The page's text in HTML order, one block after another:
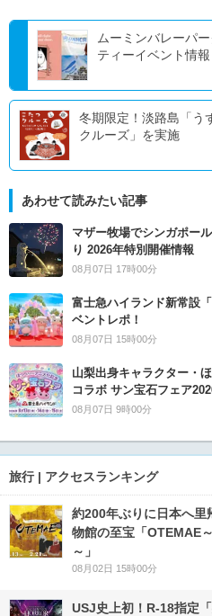
ムーミンバレーパ
ティーイベント情報
冬期限定！淡路島「う
クルーズ」を実施
あわせて読みたい記事
マザー牧場でシンガポー
り 2026年特別開催情報
08月07日 17時00分
富士急ハイランド新常設
ベントレポ！
08月07日 15時00分
山梨出身キャラクター・
コラボ サン宝石フェア
08月07日 9時00分
旅行 | アクセスランキング
約200年ぶりに日本へ
物館の至宝「OTEMAE
～」
08月02日 15時00分
USJ史上初！R-18指定